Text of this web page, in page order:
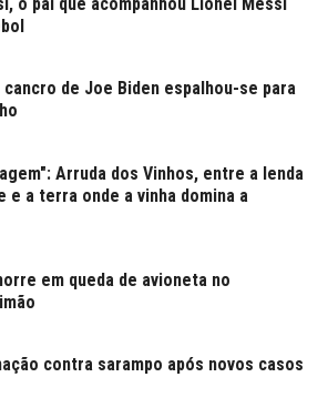
de Joe Biden espalhou-se para
Arruda dos Vinhos, entre a lenda
e a terra onde a vinha domina a
em queda de avioneta no
contra sarampo após novos casos